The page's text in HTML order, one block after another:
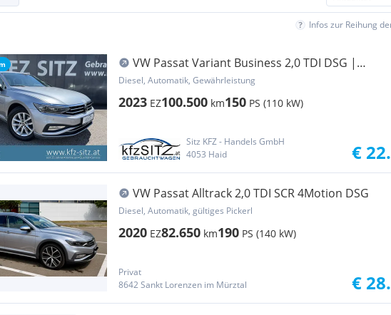
Infos zur Reihung
VW Passat Variant Business 2,0 TDI DSG |
VIRTUAL*N...
Diesel, Automatik, Gewährleistung
2023 EZ100.500 km150 PS (110 kW)
Sitz KFZ - Handels GmbH
4053 Haid
€
VW Passat Alltrack 2,0 TDI SCR 4Motion DSG
Diesel, Automatik, gültiges Pickerl
2020 EZ82.650 km190 PS (140 kW)
Privat
8642 Sankt Lorenzen im Mürztal
€